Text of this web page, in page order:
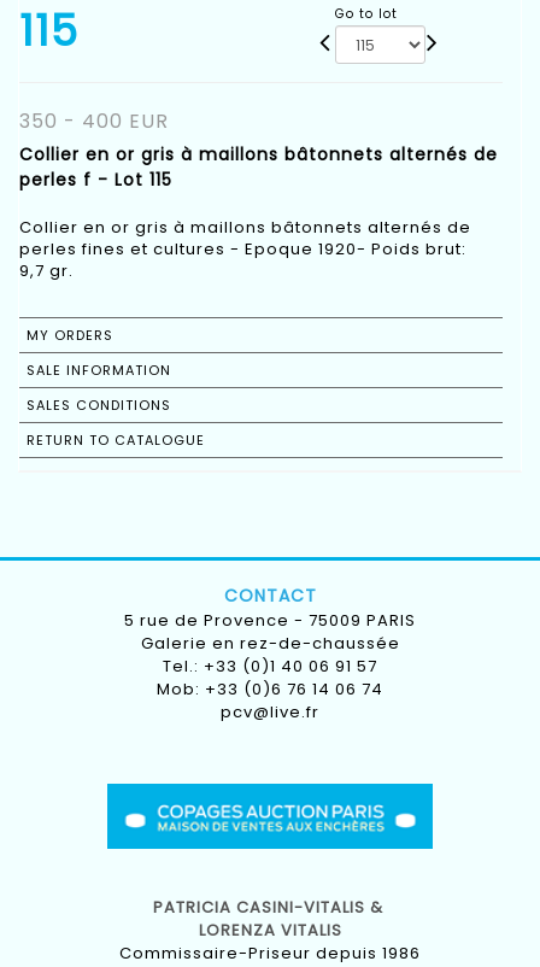
115 Go to lot
350 - 400 EUR
Collier en or gris à maillons bâtonnets alternés de
perles f - Lot 115
Collier en or gris à maillons bâtonnets alternés de
perles fines et cultures - Epoque 1920- Poids brut:
9,7 gr.
MY ORDERS
SALE INFORMATION
SALES CONDITIONS
RETURN TO CATALOGUE
CONTACT
5 rue de Provence - 75009 PARIS
Galerie en rez-de-chaussée
Tel.: +33 (0)1 40 06 91 57
Mob: +33 (0)6 76 14 06 74
pcv@live.fr
PATRICIA CASINI-VITALIS &
LORENZA VITALIS
Commissaire-Priseur depuis 1986